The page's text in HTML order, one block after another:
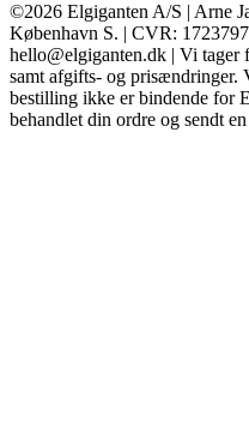
©2026 Elgiganten A/S | Arne
København S. | CVR:
hello@elgiganten.dk | Vi
samt afgifts- og
bestilling ikke er bindende for
behandlet din ordre og sendt